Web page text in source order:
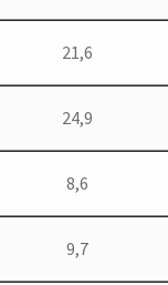
21,6
24,9
8,6
9,7